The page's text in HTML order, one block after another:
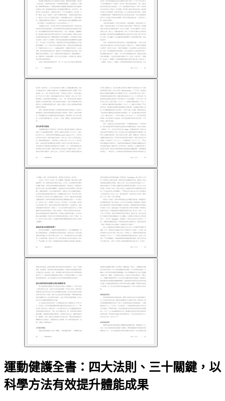
運動健護全書：四大法則、三十關鍵，以
科學方法有效提升體能成果